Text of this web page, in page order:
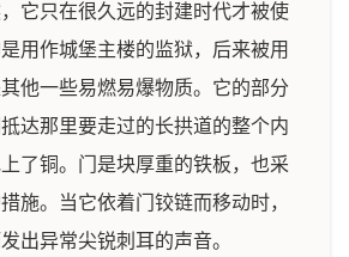
它只在很久远的封建时代才被使
用作城堡主楼的监狱，后来被用
他一些易燃易爆物质。它的部分
达那里要走过的长拱道的整个内
了铜。门是块厚重的铁板，也采
施。当它依着门铰链而移动时，
出异常尖锐刺耳的声音。